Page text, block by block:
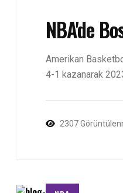
NBA'de
Amerikan
4-1 kazanarak
2307